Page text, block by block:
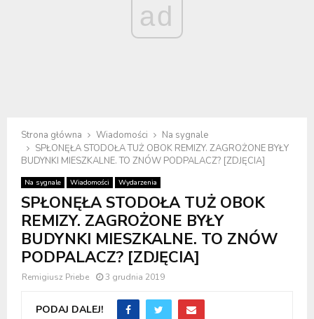
ad
Strona główna Wiadomości
Na sygnale
SPŁONĘŁA STODOŁA TUŻ OBOK REMIZY. ZAGROŻONE BYŁY
BUDYNKI MIESZKALNE. TO ZNÓW PODPALACZ? [ZDJĘCIA]
Na sygnale Wiadomości Wydarzenia
SPŁONĘŁA STODOŁA TUŻ OBOK
REMIZY. ZAGROŻONE BYŁY
BUDYNKI MIESZKALNE. TO ZNÓW
PODPALACZ? [ZDJĘCIA]
Remigiusz Priebe 3 grudnia 2019
PODAJ DALEJ!